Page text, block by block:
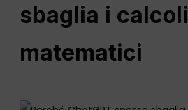
sbaglia i calcoli
matematici